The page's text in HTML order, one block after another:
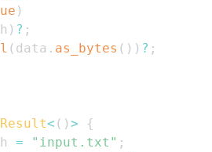
)
) ? ;
( data . as_bytes ( ) ) ? ;
Result< ( ) >
{
= "input.txt" ;